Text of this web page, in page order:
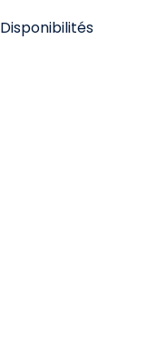
Disponibilités